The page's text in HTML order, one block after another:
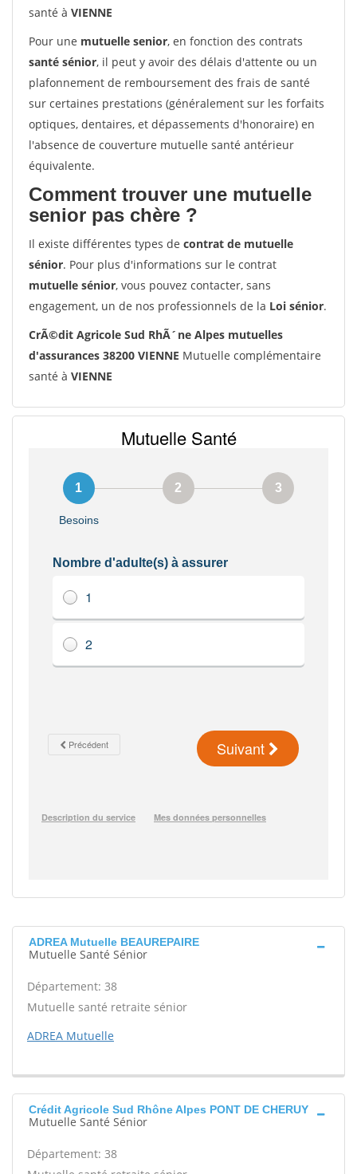
santé à VIENNE
Pour une mutuelle senior, en fonction des contrats
santé sénior, il peut y avoir des délais d'attente ou un
plafonnement de remboursement des frais de santé
sur certaines prestations (généralement sur les forfaits
optiques, dentaires, et dépassements d'honoraire) en
l'absence de couverture mutuelle santé antérieur
équivalente.
Comment trouver une mutuelle
senior pas chère ?
Il existe différentes types de contrat de mutuelle
sénior. Pour plus d'informations sur le contrat
mutuelle sénior, vous pouvez contacter, sans
engagement, un de nos professionnels de la Loi sénior.
CrÃ©dit Agricole Sud RhÃ´ne Alpes mutuelles
d'assurances 38200 VIENNE Mutuelle complémentaire
santé à VIENNE
ADREA Mutuelle BEAUREPAIRE
Mutuelle Santé Sénior
Département: 38
Mutuelle santé retraite sénior
ADREA Mutuelle
Crédit Agricole Sud Rhône Alpes PONT DE CHERUY
Mutuelle Santé Sénior
Département: 38